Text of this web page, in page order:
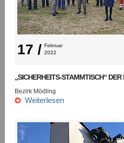
17 / Februar
2022
„SICHERHEITS-STAMMTISCH“
Bezirk Mödling
Weiterlesen